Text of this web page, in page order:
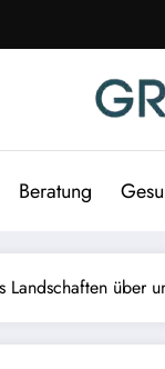
Beratung
über